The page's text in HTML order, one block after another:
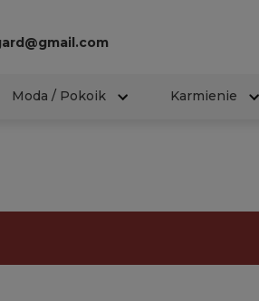
Moda / Pokoik Karmienie